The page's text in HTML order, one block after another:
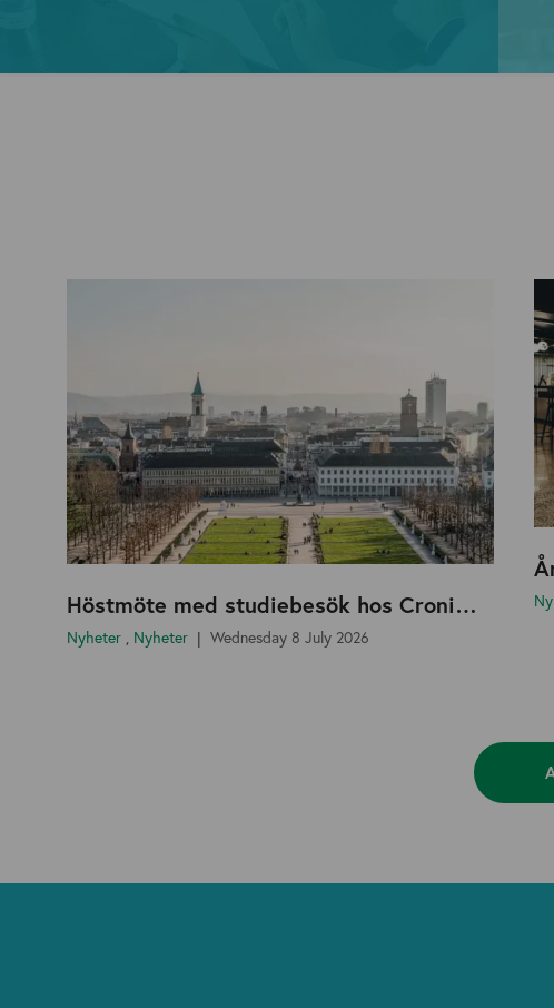
Höstmöte med studiebesök hos Cronimet i Karlsruhe!
Nyheter Nyheter Wednesday 8 July 2026